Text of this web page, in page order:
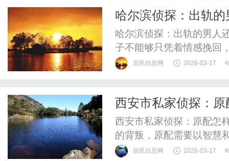
造作用。
哈尔滨侦探：出轨
哈尔滨侦探：出轨的男人
子不能够只凭着情感挽回
情感不能左右他的选择，
探长接触过一个婚外情案
昌邑信息网 2026-03-17
西安市私家侦探：
西安市私家侦探：原配怎
的背叛，原配需要以智慧
通过冲动的方式让自己陷
昌邑信息网 2026-03-17